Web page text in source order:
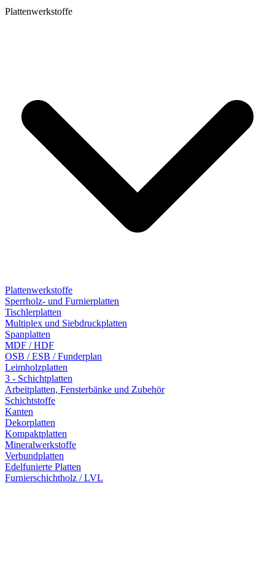
Plattenwerkstoffe
Plattenwerkstoffe
Sperrholz- und Furnierplatten
Tischlerplatten
Multiplex und Siebdruckplatten
Spanplatten
MDF / HDF
OSB / ESB / Funderplan
Leimholzplatten
3 - Schichtplatten
Arbeitplatten, Fensterbänke und Zubehör
Schichtstoffe
Kanten
Dekorplatten
Kompaktplatten
Mineralwerkstoffe
Verbundplatten
Edelfunierte Platten
Furnierschichtholz / LVL